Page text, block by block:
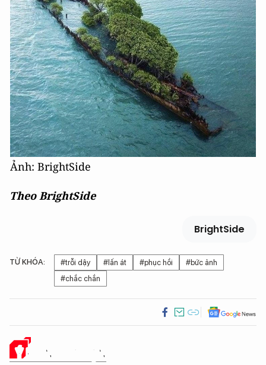
Ảnh: BrightSide
Theo BrightSide
BrightSide
TỪ KHÓA: #trỗi dậy #lấn át #phục hồi
#bức ảnh
#chắc chắn
Ý KIẾN CỦA BẠN